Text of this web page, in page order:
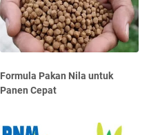
Formula Pakan Nila untuk
Panen Cepat